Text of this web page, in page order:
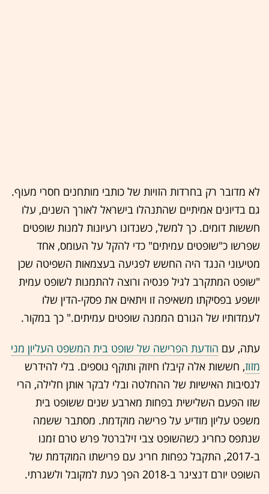
לא מדובר רק בחרדות הזויות של כותבי מותחנים חסרי מעוף.
גם בדיונים אמיתיים שהתנהלו בישראל לאורך השנים, עלו
חששות דומים. כך למשל, כשנדונו רעיונות למנות שופטים
שפרשו כ"שופטים עמיתים" כדי להקל על העומס, אחד
מטיעוני הנגד היה החשש לפגיעה בעצמאות השפיטה שכן
"שופט המתקרב לגיל פנסיה ורוצה להתמנות לשופט עמית
יושפע בפסיקתו משאיפה זו ויתאים את פסקי-הדין שלו
לעמדותיו של הגורם הממנה שופטים עמיתים." כך במקור.
עתה, עם הודעת הפרישה של שופט בית המשפט העליון מני
מזוז, חששות אלה קיבלו חיזוק ותוקף נוספים. בלי להידרש
לנסיבות האישיות של ההחלטה ובלי לבקר אותן חלילה, הרי
שזו הפעם השלישית בפחות מארבע שנים ששופט בית
משפט עליון מודיע על פרישה מוקדמת. מסתבר ששמה
שנתפס כחריג כשהשופט צבי זילברטל פרש טרם זמנו
ב-2017, התקבל כפחות חריג עם פרישתו המוקדמת של
השופט יורם דנציגר ב-2018 הפך כעת למקובל ולשגרתי.